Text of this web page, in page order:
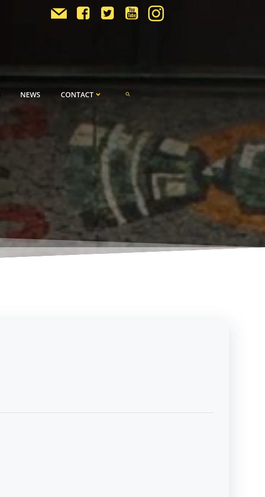
NEWS CONTACT